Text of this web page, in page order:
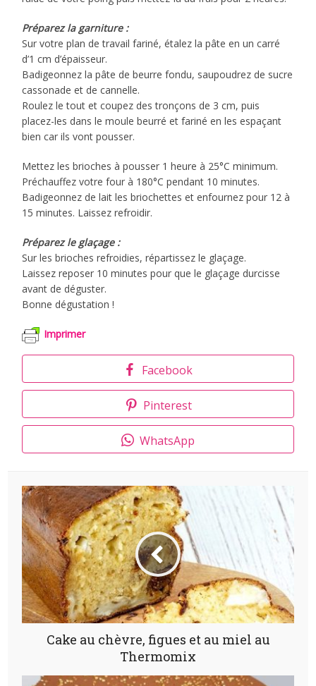
Préparez la garniture :
Sur votre plan de travail fariné, étalez la pâte en un carré
d’1 cm d’épaisseur.
Badigeonnez la pâte de beurre fondu, saupoudrez de sucre
cassonade et de cannelle.
Roulez le tout et coupez des tronçons de 3 cm, puis
placez-les dans le moule beurré et fariné en les espaçant
bien car ils vont pousser.
Mettez les brioches à pousser 1 heure à 25°C minimum.
Préchauffez votre four à 180°C pendant 10 minutes.
Badigeonnez de lait les briochettes et enfournez pour 12 à
15 minutes. Laissez refroidir.
Préparez le glaçage :
Sur les brioches refroidies, répartissez le glaçage.
Laissez reposer 10 minutes pour que le glaçage durcisse
avant de déguster.
Bonne dégustation !
Imprimer
Facebook
Pinterest
WhatsApp
Cake au chèvre, figues et au miel au
Thermomix